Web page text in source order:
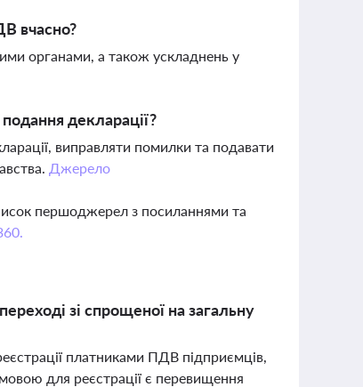
вчасно?
органами, а також ускладнень у
декларації?
виправляти помилки та подавати
Джерело
першоджерел з посиланнями та
зі спрощеної на загальну
платниками ПДВ підприємців,
для реєстрації є перевищення